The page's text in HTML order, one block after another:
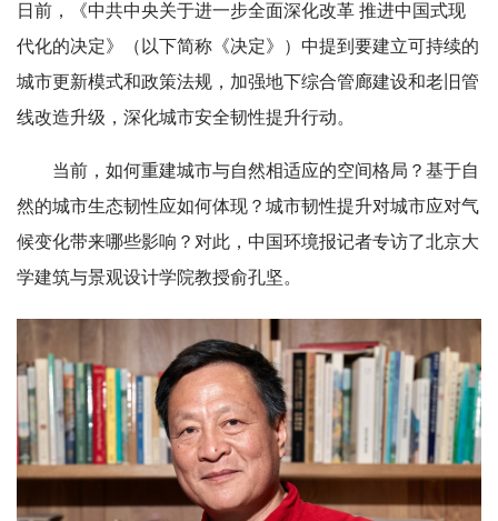
日前，《中共中央关于进一步全面深化改革 推进中国式现
代化的决定》（以下简称《决定》）中提到要建立可持续的
城市更新模式和政策法规，加强地下综合管廊建设和老旧管
线改造升级，深化城市安全韧性提升行动。
当前，如何重建城市与自然相适应的空间格局？基于自
然的城市生态韧性应如何体现？城市韧性提升对城市应对气
候变化带来哪些影响？对此，中国环境报记者专访了北京大
学建筑与景观设计学院教授俞孔坚。